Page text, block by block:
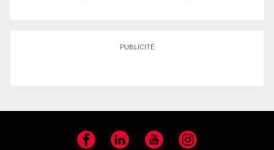
PUBLICITÉ
Facebook LinkedIn YouTube Instagram